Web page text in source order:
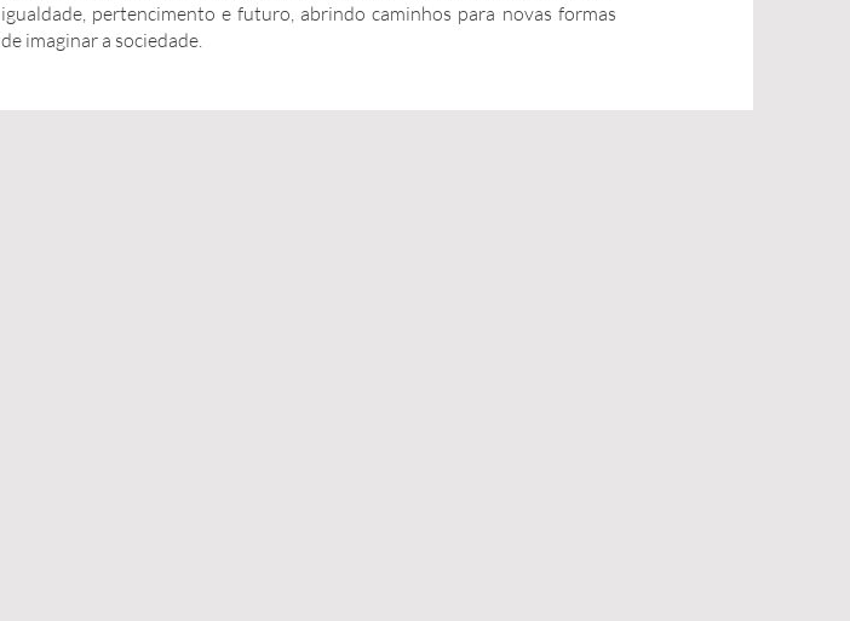
igualdade, pertencimento e futuro, abrindo caminhos para novas formas
de imaginar a sociedade.